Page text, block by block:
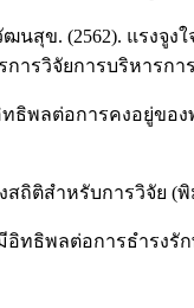
นสุข. (2562). แรง
รวิจัยการบริหารการ
ทธิพลต่อการคงอยู่ข
สถิติสำหรับการวิจัย (
มีอิทธิพลต่อการธำร